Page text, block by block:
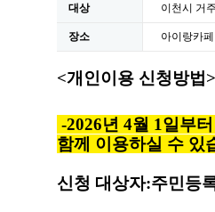
대상 이천시 거
장소 아이랑카
<개인이용 신청방법 >
-2026년 4월 1일부
함께 이용하실 수 있
신청 대상자:주민등